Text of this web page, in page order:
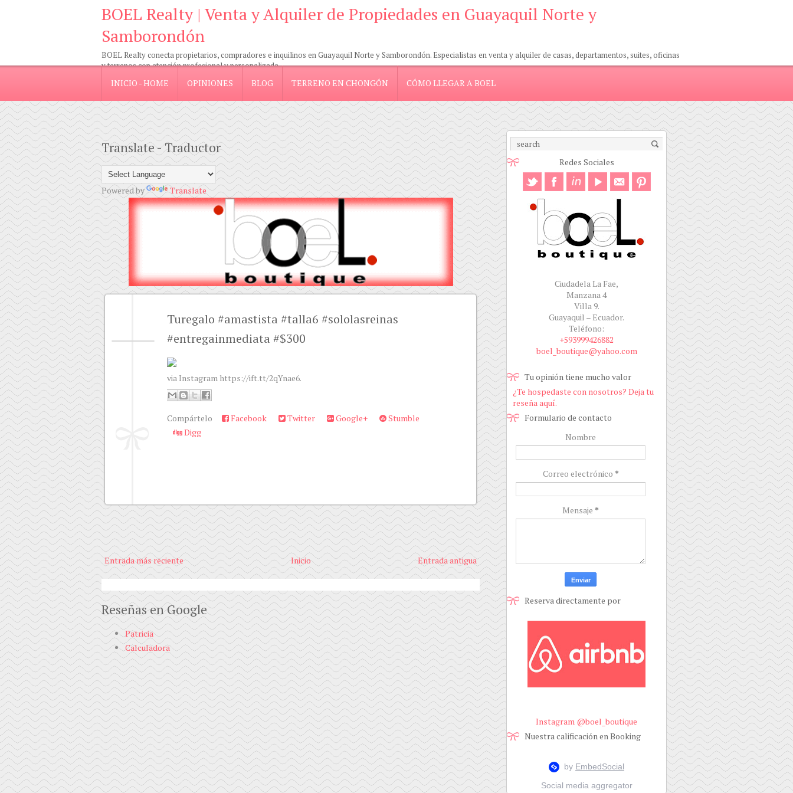
BOEL Realty | Venta y Alquiler de Propiedades en Guayaquil Norte y
Samborondón
BOEL Realty conecta propietarios, compradores e inquilinos en Guayaquil Norte y Samborondón. Especialistas en venta y alquiler de casas, departamentos, suites, oficinas
y terrenos con atención profesional y personalizada.
INICIO - HOME OPINIONES BLOG TERRENO EN CHONGÓN CÓMO LLEGAR A BOEL
Translate - Traductor
Powered by Translate
Turegalo #amastista #talla6 #sololasreinas
#entregainmediata #$300
via Instagram https://ift.tt/2qYnae6.
Compártelo Facebook Twitter Google+
Stumble
Digg
Entrada más reciente Entrada antigua
Inicio
Reseñas en Google
Patricia
Calculadora
Redes Sociales
Ciudadela La Fae,
Manzana 4
Villa 9.
Guayaquil – Ecuador.
Teléfono:
+593999426882
boel_boutique@yahoo.com
Tu opinión tiene mucho valor
¿Te hospedaste con nosotros? Deja tu
reseña aquí.
Formulario de contacto
Nombre
Correo electrónico *
Mensaje *
Reserva directamente por
Instagram @boel_boutique
Nuestra calificación en Booking
Social media aggregator